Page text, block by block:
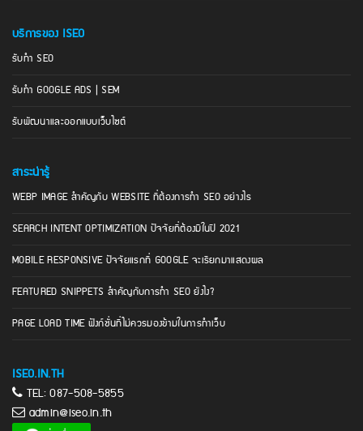
บริการของ ISEO
รับทำ SEO
รับทำ GOOGLE ADS | SEM
รับพัฒนาและออกแบบเว็บไซต์
สาระน่ารู้
WEBP IMAGE สำคัญกับ WEBSITE ที่ต้องการทำ SEO อย่างไร
SEARCH INTENT OPTIMIZATION ปัจจัยที่ต้องมีในปี 2021
MOBILE RESPONSIVE ปัจจัยแรกที่ GOOGLE จะเรียกมาแสดงผล
FEATURED SNIPPETS สำคัญกับการทำ SEO ยังไง?
PAGE LOAD TIME ฟังก์ชั่นที่ไม่ควรมองข้ามในการทำเว็บ
ISEO.IN.TH
TEL:087-508-5855
admin@iseo.in.th